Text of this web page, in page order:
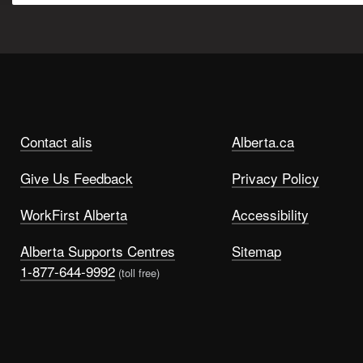
Contact alis
Give Us Feedback
WorkFirst Alberta
Alberta Supports Centres
1-877-644-9992 (toll free)
Alberta.ca
Privacy Policy
Accessibility
Sitemap